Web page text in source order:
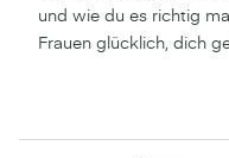
und wie du es richtig
Frauen glücklich, dich